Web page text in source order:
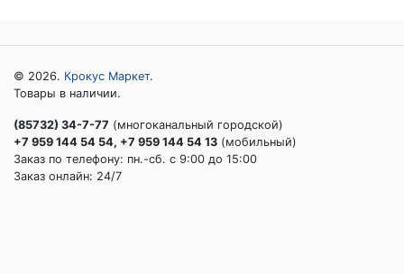
© 2026. Крокус Маркет.
Товары в наличии.
(85732) 34-7-77 (многоканальный городской)
+7 959 144 54 54, +7 959 144 54 13 (мобильный)
Заказ по телефону: пн.-сб. c 9:00 до 15:00
Заказ онлайн: 24/7